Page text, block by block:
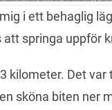
i ett behaglig
springa uppför
kilometer. Det
sköna biten ner